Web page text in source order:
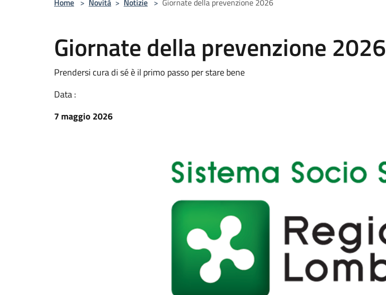
Home > Novità > Notizie > Giornate della prevenzione 2026
Giornate della prevenzione 2026
Prendersi cura di sé è il primo passo per stare bene
Data :
7 maggio 2026